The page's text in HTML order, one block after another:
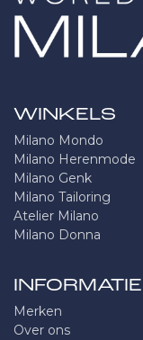
WINKELS
Milano Mondo
Milano Herenmode
Milano Genk
Milano Tailoring
Atelier Milano
Milano Donna
INFORMATIE
Merken
Over ons